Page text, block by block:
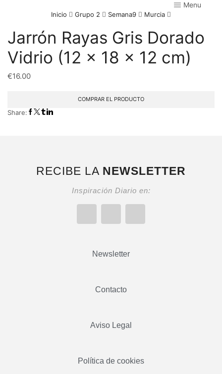
Menu
Inicio Grupo 2 Semana9 Murcia
Jarrón Rayas Gris Dorado
Vidrio (12 x 18 x 12 cm)
€16.00
COMPRAR EL PRODUCTO
Share:
RECIBE LA NEWSLETTER
Inspiración Diario en:
Newsletter
Contacto
Aviso Legal
Política de cookies